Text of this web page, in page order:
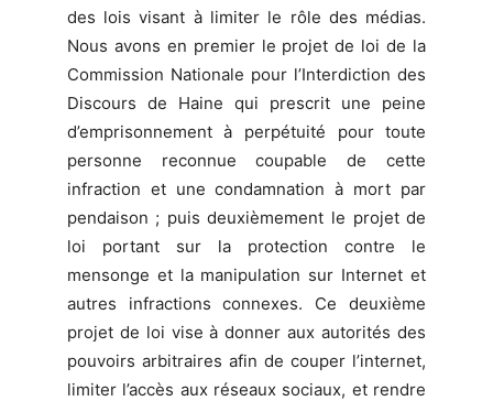
des lois visant à limiter le rôle des médias.
Nous avons en premier le projet de loi de la
Commission Nationale pour l’Interdiction des
Discours de Haine qui prescrit une peine
d’emprisonnement à perpétuité pour toute
personne reconnue coupable de cette
infraction et une condamnation à mort par
pendaison ; puis deuxièmement le projet de
loi portant sur la protection contre le
mensonge et la manipulation sur Internet et
autres infractions connexes. Ce deuxième
projet de loi vise à donner aux autorités des
pouvoirs arbitraires afin de couper l’internet,
limiter l’accès aux réseaux sociaux, et rendre